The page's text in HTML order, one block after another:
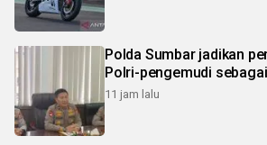
Polda Sumbar jadikan
Polri-pengemudi
11 jam lalu